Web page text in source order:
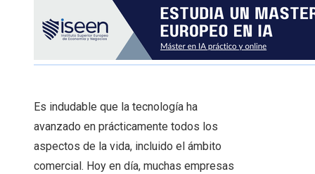
Es indudable que la tecnología ha
avanzado en prácticamente todos los
aspectos de la vida, incluido el ámbito
comercial. Hoy en día, muchas empresas